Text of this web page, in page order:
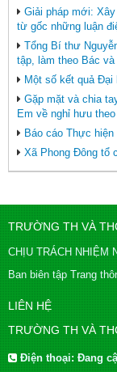
Giải pháp mới:
từ gốc những luận
Tổng Bí thư
tập, làm theo Bác
Một số kết quả
Gặp mặt và chia
Em về nghỉ hưu
Báo cáo Thực
Xã Phong Đông tổ
TRƯỜNG TH VÀ
CHỊU TRÁCH NHIỆM
Ban biên tập Trang
LIÊN HỆ
TRƯỜNG TH VÀ
Điện thoại:Đang